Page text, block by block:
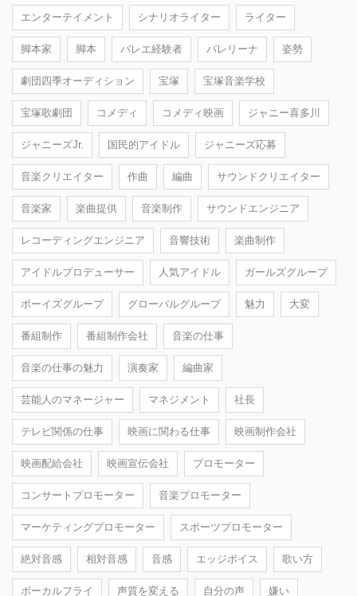
エンターテイメント シナリオライター ライター
脚本家 脚本 バレエ経験者 バレリーナ 姿勢
劇団四季オーディション 宝塚 宝塚音楽学校
宝塚歌劇団 コメディ コメディ映画 ジャニー喜多川
ジャニーズJr. 国民的アイドル ジャニーズ応募
音楽クリエイター 作曲 編曲 サウンドクリエイター
音楽家 楽曲提供 音楽制作 サウンドエンジニア
レコーディングエンジニア 音響技術 楽曲制作
アイドルプロデューサー 人気アイドル ガールズグループ
ボーイズグループ グローバルグループ 魅力 大変
番組制作 番組制作会社 音楽の仕事
音楽の仕事の魅力 演奏家 編曲家
芸能人のマネージャー マネジメント 社長
テレビ関係の仕事 映画に関わる仕事 映画制作会社
映画配給会社 映画宣伝会社 プロモーター
コンサートプロモーター 音楽プロモーター
マーケティングプロモーター スポーツプロモーター
絶対音感 相対音感 音感 エッジボイス 歌い方
ボーカルフライ 声質を変える 自分の声 嫌い